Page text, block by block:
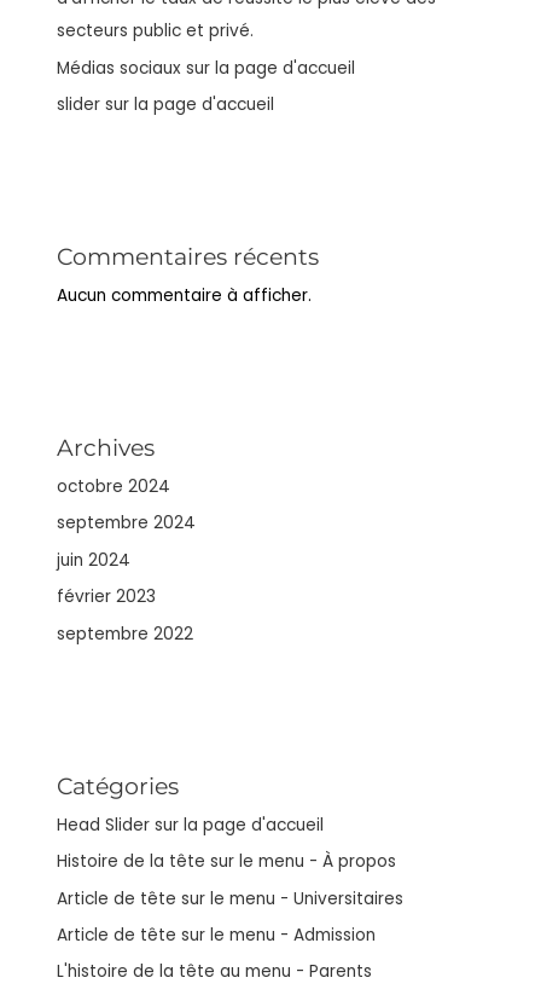
secteurs public et privé.
Médias sociaux sur la page d'accueil
slider sur la page d'accueil
Commentaires récents
Aucun commentaire à afficher.
Archives
octobre 2024
septembre 2024
juin 2024
février 2023
septembre 2022
Catégories
Head Slider sur la page d'accueil
Histoire de la tête sur le menu - À propos
Article de tête sur le menu - Universitaires
Article de tête sur le menu - Admission
L'histoire de la tête au menu - Parents